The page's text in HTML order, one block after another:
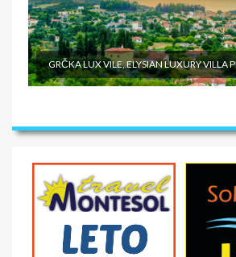
GRČKA LUX VILE, ELYSIAN LUXURY VILLA